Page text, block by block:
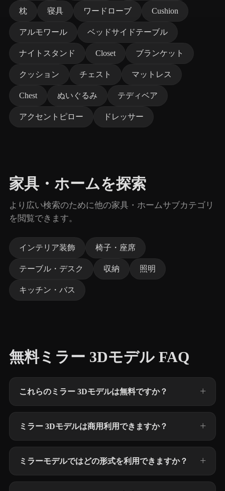
枕 寝具 ワードローブ Cushion
アルモワール ベッドサイドテーブル
ナイトスタンド Closet ブランケット
クッション チェスト マットレス
Chest ぬいぐるみ テディベア
アクセントピロー ドレッサー
家具・ホームを探索
より広い検索のために他の家具・ホームサブカテゴリ
を閲覧できます。
インテリア装飾 椅子・座席
テーブル・デスク 収納 照明
キッチン・バス
無料ミラー 3Dモデル FAQ
これらのミラー 3Dモデルは無料ですか？
ミラー 3Dモデルは商用利用できますか？
ミラーモデルではどの形式を利用できますか？